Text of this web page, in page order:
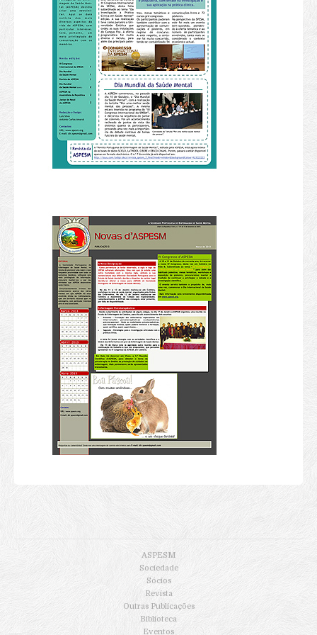
Revistas Publicadas
Edições Especiais
Submissão Art. Revista
Outras Publicações
Livros Publicados
E-Book
Outras Publicações
Novas d’ASPESM
Biblioteca
Eventos Realizados
Eventos Actuais
X Congresso
Informações Gerais
Orientações de Submissão de Propostas
Ficha de Inscrição
Modelo de Submissão de Propostas
Programa Congresso 2019
ASPESM
Sociedade
Sócios
Revista
Outras Publicações
Biblioteca
Eventos